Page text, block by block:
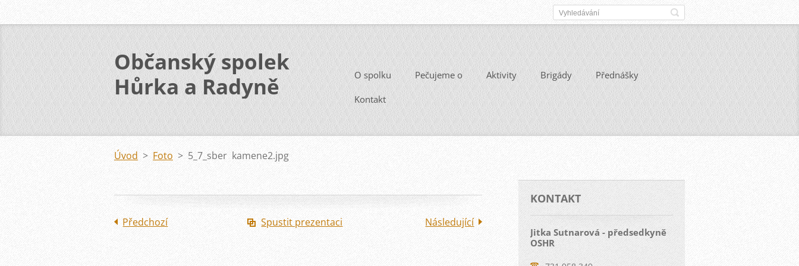
Občanský spolek
Hůrka a Radyně
O spolku Pečujeme o Aktivity Brigády Přednášky
Kontakt
Úvod > Foto > 5_7_sber kamene2.jpg
Předchozí Spustit prezentaci Následující
KONTAKT
Jitka Sutnarová - předsedkyně
OSHR